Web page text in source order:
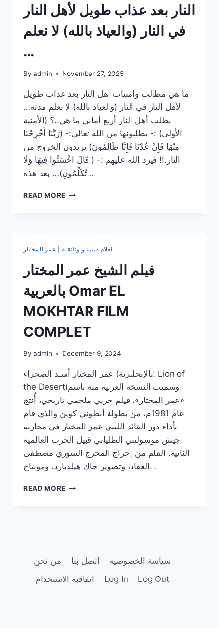
النار بعد عذاب طويل لأهل النار
في النار (والعياذ بالله) لا نعلم
…
By admin November 27, 2025
ما هي مطالب وامنيات اهل النار بعد عذاب طويل
لأهل النار في النار (والعياذ بالله) لا نعلم مدته…
يطلب أهل النار أربع أماني ما هي..؟ (الأمنية
الأولى) :- يطلبونها من الله تعالى:- (رَبَّنَا أَخْرِجْنَا
مِنْهَا فَإِنْ عُدْنَا فَإِنَّا ظَالِمُونَ) يريدون الخروج من
النار.!! فيرد الله عليهم :- ( قَالَ اخْسَئُوا فِيهَا وَلَا
تُكَلِّمُونِ)… بعد هذه…
READ MORE
بعد
طويل
لأهل
النار
في
النار
(والعياذ
بالله)
نعلم
…
افلام دينية و وثائقية عمر المختار
فيلم الشيخ عمر المختار
بالعربية Omar EL
MOKHTAR FILM
COMPLET
By admin December 9, 2024
عمر المختار أسـد الصحراء (بالإنجليزية: Lion of
the Desert)‏ وسميت النسخة العربية منه باسم
«عمر المختار»، فيلم حربي ملحمي تاريخي، أُنتج
عام 1981م، من بطولة أنطوني كوين والذي قام
بأداء دور القائد الليبي عمر المختار في محاربة
جيش موسوليني الطلياني قبيل الحرب العالمية
الثانية. الفلم من إخراج المخرج السوري مصطفى
العقاد، وتصوير جاك هيلديارد، ومونتاج…
READ MORE فيلم
MOKHTAR
COMPLET
من نحن اتصل بنا
سياسة الخصوصية
اتفاقية الاستخدام
Log In Log Out